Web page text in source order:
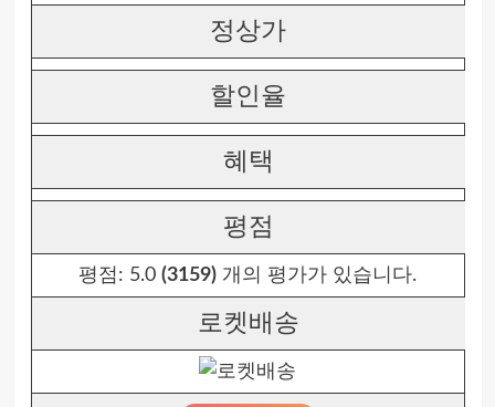
정상가
할인율
혜택
평점
평점: 5.0 (3159) 개의 평가가 있습니다.
로켓배송